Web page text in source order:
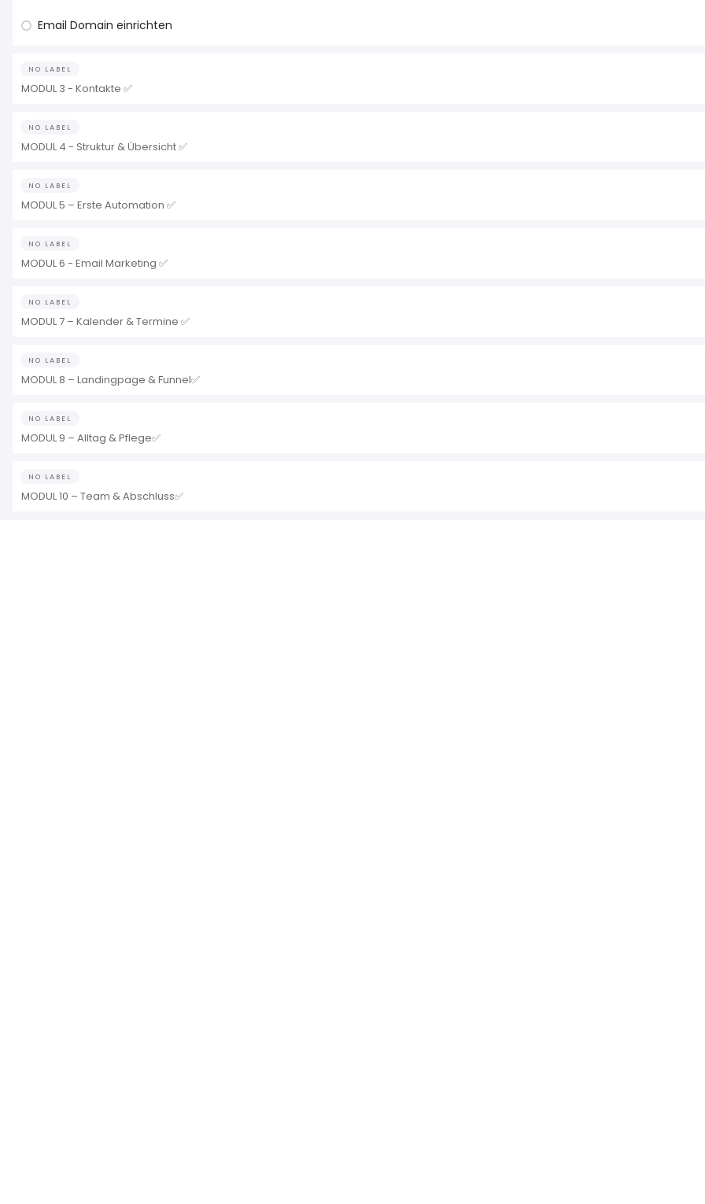
Email Domain einrichten
NO LABEL
MODUL 3 - Kontakte ✅
NO LABEL
MODUL 4 - Struktur & Übersicht ✅
NO LABEL
MODUL 5 – Erste Automation ✅
NO LABEL
MODUL 6 - Email Marketing ✅
NO LABEL
MODUL 7 – Kalender & Termine ✅
NO LABEL
MODUL 8 – Landingpage & Funnel✅
NO LABEL
MODUL 9 – Alltag & Pflege✅
NO LABEL
MODUL 10 – Team & Abschluss✅